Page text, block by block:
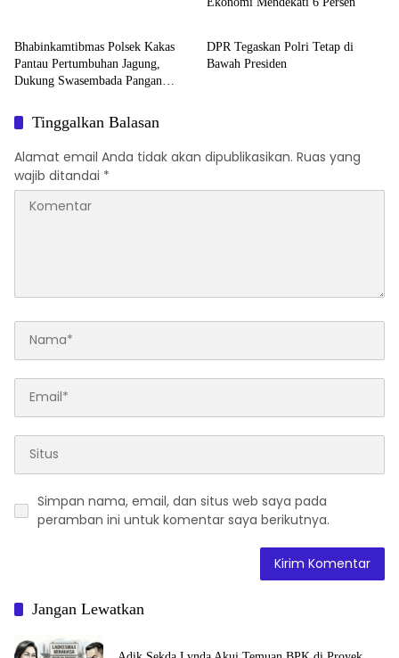
Bhabinkamtibmas Polsek Kakas
Pantau Pertumbuhan Jagung,
Dukung Swasembada Pangan
Nasional
DPR Tegaskan Polri Tetap di
Bawah Presiden
Tinggalkan Balasan
Alamat email Anda tidak akan dipublikasikan. Ruas yang
wajib ditandai *
Simpan nama, email, dan situs web saya pada
peramban ini untuk komentar saya berikutnya.
Jangan Lewatkan